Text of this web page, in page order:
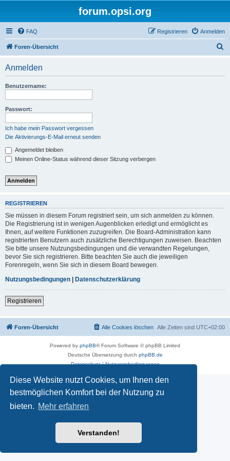
Diese Website nutzt Cookies, um Ihnen den
bestmöglichen Komfort bei der Nutzung zu
bieten. Mehr erfahren
Verstanden!
forum.opsi.org
FAQ Anmelden
Registrieren
Foren-Übersicht
Anmelden
Benutzername:
Passwort:
Ich habe mein Passwort vergessen
Die Aktivierungs-E-Mail erneut senden
Angemeldet bleiben
Meinen Online-Status während dieser Sitzung verbergen
REGISTRIEREN
Sie müssen in diesem Forum registriert sein, um sich anmelden zu können.
Die Registrierung ist in wenigen Augenblicken erledigt und ermöglicht es
Ihnen, auf weitere Funktionen zuzugreifen. Die Board-Administration kann
registrierten Benutzern auch zusätzliche Berechtigungen zuweisen. Beachten
Sie bitte unsere Nutzungsbedingungen und die verwandten Regelungen,
bevor Sie sich registrieren. Bitte beachten Sie auch die jeweiligen
Forenregeln, wenn Sie sich in diesem Board bewegen.
Nutzungsbedingungen | Datenschutzerklärung
Registrieren
Foren-Übersicht Alle Zeiten sind UTC+02:00
Alle Cookies löschen
Powered by phpBB® Forum Software © phpBB Limited
Deutsche Übersetzung durch phpBB.de
Datenschutz|Nutzungsbedingungen